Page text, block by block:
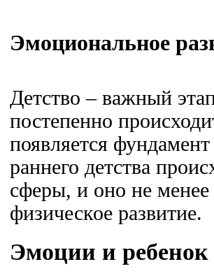
Эмоциональное
Детство – важный
постепенно
появляется
раннего детства
сферы, и оно не
физическое развитие.
Эмоции и ребенок